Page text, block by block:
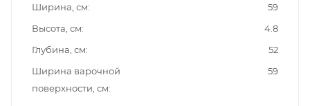
Ширина, см
59
Высота, см
4.8
Глубина, см
52
Ширина варочной
поверхности, см
59